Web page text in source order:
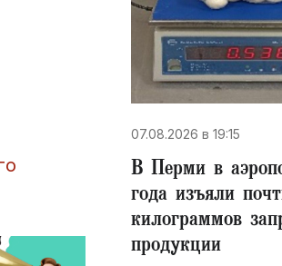
07.08.2026 в 19:15
В Перми в
года изъяли
килограммов
продукции